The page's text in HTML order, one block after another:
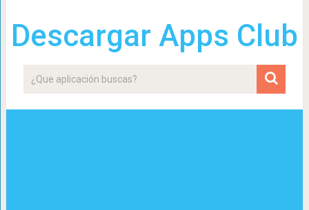
Descargar Apps Club